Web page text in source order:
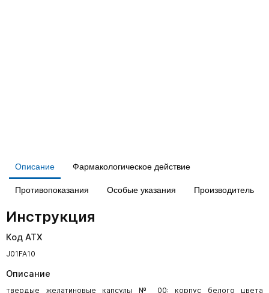
Описание Фармакологическое действие
Противопоказания Особые указания Производитель
Инструкция
Код АТХ
J01FA10
Описание
твердые желатиновые капсулы № 00: корпус белого цвета